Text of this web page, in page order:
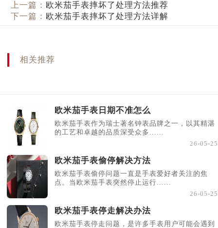
上一篇： 欧米茄手表摔坏了处理方法推荐
下一篇： 欧米茄手表摔坏了处理方法详解
相关推荐
欧米茄手表日期不准怎么
欧米茄手表作为瑞士著名钟表品牌之一，以其精湛
的工艺和卓越的品质深受众多......
26-05-25
欧米茄手表偷停解决方法
欧米茄手表偷停问题一直是手表爱好者关注的焦
点。当欧米茄手表突然停止运行......
26-05-25
欧米茄手表停走解决办法
欧米茄手表停走问题，是许多手表用户可能会遇到